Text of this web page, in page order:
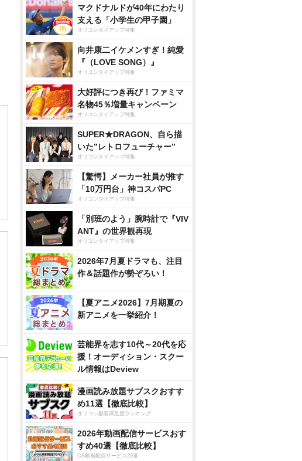
マクドナルドが40年にわたり
支える「小学生の甲子園」
オリコンタイアップ特集
向井康二イケメンすぎ！純愛
『（LOVE SONG）』
オリコンタイアップ特集
大好評につき再び！ファミマ
名物45％増量キャンペーン
オリコンタイアップ特集
SUPER★DRAGON、自ら描
いた”レトロフューチャー”
オリコンタイアップ特集
【驚愕】メーカー社員が推す
「10万円台」神コスパPC
オリコンタイアップ特集
「別班のよう」腕時計で『VIV
ANT』の世界観再現
オリコンタイアップ特集
2026年7月夏ドラマも、注目
作＆話題作が勢ぞろい！
【夏アニメ2026】7月期夏の
新アニメを一挙紹介！
芸能界を志す10代～20代を応
援！オーディション・スクー
ル情報はDeview
漫画読み放題サブスクおすす
め11選【徹底比較】
オリコン顧客満足度ランキング
2026年動画配信サービスおす
すめ40選【徹底比較】
CS動画配信サービス20選